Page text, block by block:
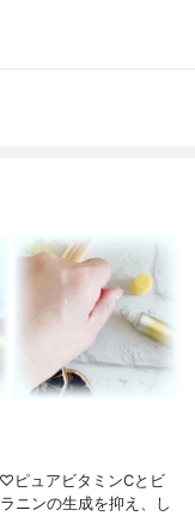
ピュアビタミンCとビ
ニンの生成を抑え、し